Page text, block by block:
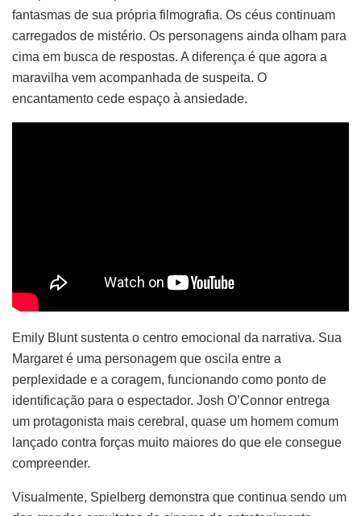
fantasmas de sua própria filmografia. Os céus continuam
carregados de mistério. Os personagens ainda olham para
cima em busca de respostas. A diferença é que agora a
maravilha vem acompanhada de suspeita. O
encantamento cede espaço à ansiedade.
Emily Blunt sustenta o centro emocional da narrativa. Sua
Margaret é uma personagem que oscila entre a
perplexidade e a coragem, funcionando como ponto de
identificação para o espectador. Josh O’Connor entrega
um protagonista mais cerebral, quase um homem comum
lançado contra forças muito maiores do que ele consegue
compreender.
Visualmente, Spielberg demonstra que continua sendo um